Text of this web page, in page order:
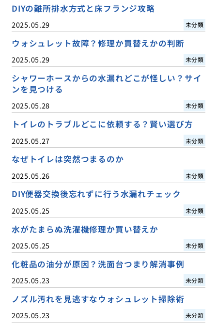
DIYの難所排水方式と床フランジ攻略
2025.05.29 未分類
ウォシュレット故障？修理か買替えかの判断
2025.05.29 未分類
シャワーホースからの水漏れどこが怪しい？サイ
ンを見つける
2025.05.28 未分類
トイレのトラブルどこに依頼する？賢い選び方
2025.05.27 未分類
なぜトイレは突然つまるのか
2025.05.26 未分類
DIY便器交換後忘れずに行う水漏れチェック
2025.05.25 未分類
水がたまらぬ洗濯機修理か買い替えか
2025.05.25 未分類
化粧品の油分が原因？洗面台つまり解消事例
2025.05.23 未分類
ノズル汚れを見逃すなウォシュレット掃除術
2025.05.23 未分類